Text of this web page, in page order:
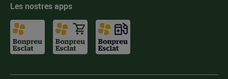
Les nostres apps